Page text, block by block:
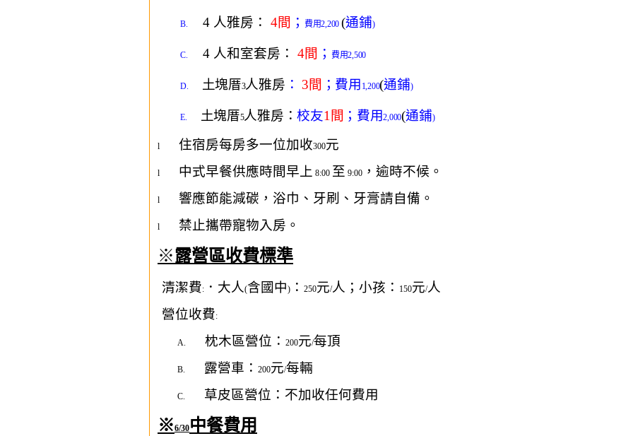
B. 4 人雅房： 4間 ； 費用2,200 (通鋪)
C. 4 人和室套房： 4間 ； 費用2,500
D. 土塊厝3人雅房 ： 3間 ；費用 1,200(通鋪)
E. 土塊厝5人雅房：校友1 間 ；費用2,000(通鋪)
l 住宿房每房多一位加收300元
l 中式早餐供應時間早上 8:00 至 9:00 ，逾時不候。
l 響應節能減碳，浴巾、牙刷、牙膏請自備。
l 禁止攜帶寵物入房。
※露營區收費標準
清潔費: ．大人(含國中) ： 250元/人；小孩： 150元/人
營位收費:
A. 枕木區營位：200元/每頂
B. 露營車：200元/每輛
C. 草皮區營位：不加收任何費用
※6/30中餐費用